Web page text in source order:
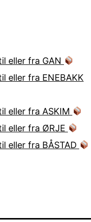
eller fra GAN
eller fra ENEBAKK
eller fra ASKIM
eller fra ØRJE
eller fra BÅSTAD